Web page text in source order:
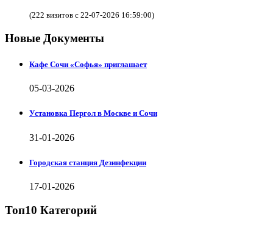
(222 визитов с 22-07-2026 16:59:00)
Новые Документы
Кафе Сочи «Софья» приглашает
05-03-2026
Установка Пергол в Москве и Сочи
31-01-2026
Городская станция Дезинфекции
17-01-2026
Топ10 Категорий